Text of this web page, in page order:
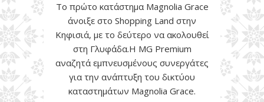
Το πρώτο κατάστημα Magnolia Grace
άνοιξε στο Shopping Land στην
Κηφισιά, με το δεύτερο να ακολουθεί
στη Γλυφάδα.Η MG Premium
αναζητά εμπνευσμένους συνεργάτες
για την ανάπτυξη του δικτύου
καταστημάτων Magnolia Grace.